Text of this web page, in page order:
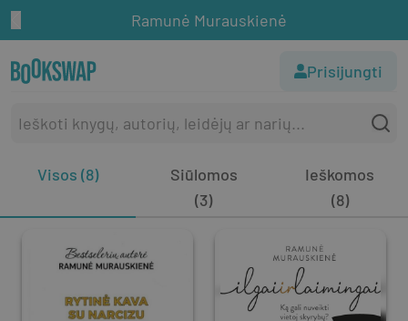
Ramunė Murauskienė
Prisijungti
Visos (8)
Siūlomos
(3)
Ieškomos
(8)